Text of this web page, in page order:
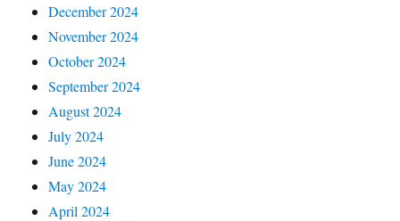
December 2024
November 2024
October 2024
September 2024
August 2024
July 2024
June 2024
May 2024
April 2024